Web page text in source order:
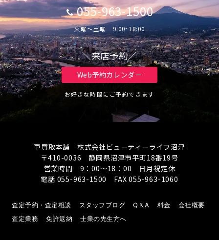
055-963-1500
火曜～土曜 9:00~18:00
＼来店予約／
Web予約カレンダー
お好きな時間にご予約できます
車買取本舗 株式会社ビューティーライフ沼津
〒410-0036 静岡県沼津市平町18番19号
営業時間 9：00～18：00 日月祝定休
電話 055-963-1500 FAX 055-963-1060
査定予約・査定相談 スタッフブログ Q＆A 料金
会社概要
査定業務
免許返納 士業の先生方へ